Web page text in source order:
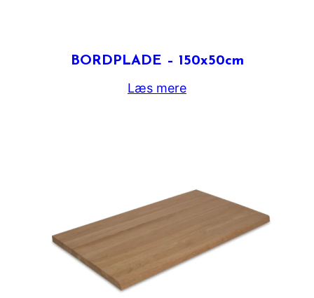
BORDPLADE – 150x50cm
Læs mere